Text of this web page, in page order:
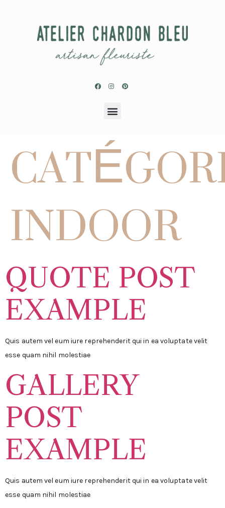
INDOOR
QUOTE POST
EXAMPLE
Quis autem vel eum iure reprehenderit qui in ea voluptate velit
esse quam nihil molestiae
GALLERY
POST
EXAMPLE
Quis autem vel eum iure reprehenderit qui in ea voluptate velit
esse quam nihil molestiae